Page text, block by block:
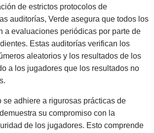
de estrictos protocolos de
auditorías, Verde asegura que todos los
a evaluaciones periódicas por parte de
Estas auditorías verifican los
aleatorios y los resultados de los
a los jugadores que los resultados no
se adhiere a rigurosas prácticas de
su compromiso con la
de los jugadores. Esto comprende